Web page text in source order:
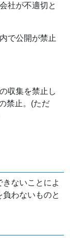
社が不適切と
で公開が禁止
収集を禁止し
禁止。(ただ
きないことによ
わないものと